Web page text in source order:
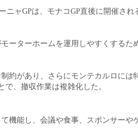
ニャGPは、モナコGP直後に開催され
ーターホームを運用しやすくするた
約があり、さらにモンテカルロには
、撤収作業は複雑化した。
機能し、会議や食事、スポンサーや